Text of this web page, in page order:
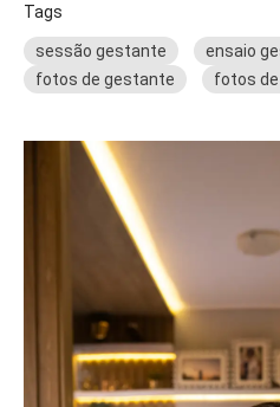
Tags
sessão gestante
ensaio
fotos de gestante
fotos